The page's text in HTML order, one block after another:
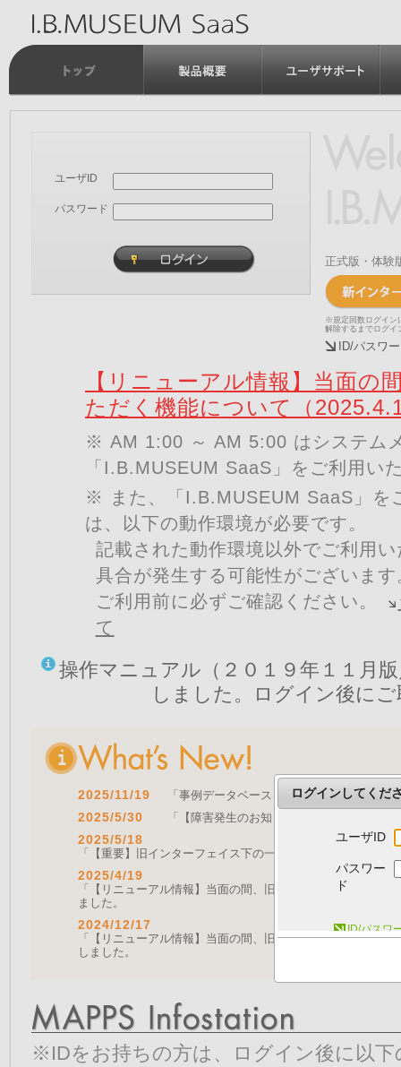
ユーザID
パスワード
正式版・体験
※規定回数ログイン
解除するまでログイ
ID/パスワ
【リニューアル情報】当面の
ただく機能について（
※ AM 1:00 ～ AM 5:00 はシステム
「I.B.MUSEUM SaaS」をご利用い
※ また、「I.B.MUSEUM SaaS」を
は、以下の動作環境が必要です。
記載された動作環境以外でご利用
具合が発生する可能性がございます
ご利用前に必ずご確認ください。
て
操作マニュアル（２０１９年１１月
しました。ログイン後に
2025/11/19 「事例データベースを公開しました」 をア
2025/5/30 「【障害発生のお知らせ｜復旧済み】Web
2025/5/18
「【重要】旧インターフェイス下の一部機能の停止につい
2025/4/19
「【リニューアル情報】当面の間、旧画面をご利用いただ
ました。
2024/12/17
「【リニューアル情報】当面の間、旧画面をご利用いただ
しました。
※IDをお持ちの方は、ログイン後に以
ログインしてくだ
ユーザID
パスワー
ド
ID/パスワ